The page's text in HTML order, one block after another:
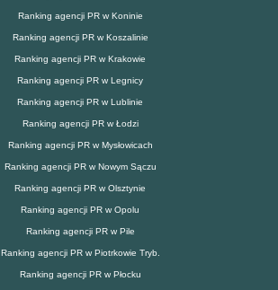
Ranking agencji PR w Koninie
Ranking agencji PR w Koszalinie
Ranking agencji PR w Krakowie
Ranking agencji PR w Legnicy
Ranking agencji PR w Lublinie
Ranking agencji PR w Łodzi
Ranking agencji PR w Mysłowicach
Ranking agencji PR w Nowym Sączu
Ranking agencji PR w Olsztynie
Ranking agencji PR w Opolu
Ranking agencji PR w Pile
Ranking agencji PR w Piotrkowie Tryb.
Ranking agencji PR w Płocku